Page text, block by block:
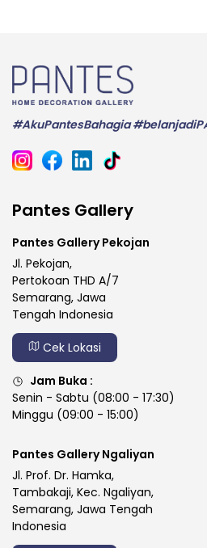
#AkuPantesBahagia
Pantes Gallery
Pantes Gallery Pekojan
Jl. Pekojan,
Pertokoan THD A/7
Semarang, Jawa
Tengah Indonesia
Cek Lokasi
Jam Buka :
Senin - Sabtu (08:00 - 17:30)
Minggu (09:00 - 15:00)
Pantes Gallery Ngaliyan
Jl. Prof. Dr. Hamka,
Tambakaji, Kec. Ngaliyan,
Semarang, Jawa Tengah
Indonesia